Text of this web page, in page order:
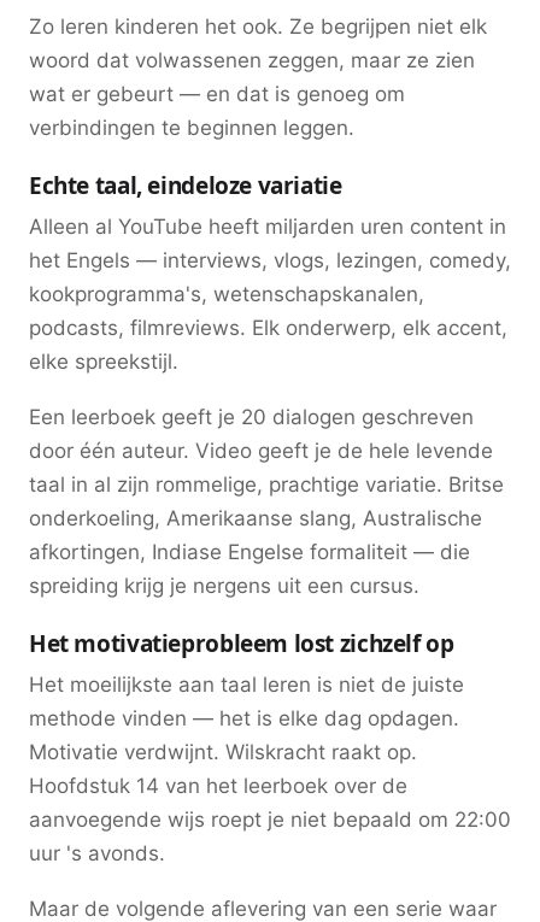
Zo leren kinderen het ook. Ze begrijpen niet elk
woord dat volwassenen zeggen, maar ze zien
wat er gebeurt — en dat is genoeg om
verbindingen te beginnen leggen.
Echte taal, eindeloze variatie
Alleen al YouTube heeft miljarden uren content in
het Engels — interviews, vlogs, lezingen, comedy,
kookprogramma's, wetenschapskanalen,
podcasts, filmreviews. Elk onderwerp, elk accent,
elke spreekstijl.
Een leerboek geeft je 20 dialogen geschreven
door één auteur. Video geeft je de hele levende
taal in al zijn rommelige, prachtige variatie. Britse
onderkoeling, Amerikaanse slang, Australische
afkortingen, Indiase Engelse formaliteit — die
spreiding krijg je nergens uit een cursus.
Het motivatieprobleem lost zichzelf op
Het moeilijkste aan taal leren is niet de juiste
methode vinden — het is elke dag opdagen.
Motivatie verdwijnt. Wilskracht raakt op.
Hoofdstuk 14 van het leerboek over de
aanvoegende wijs roept je niet bepaald om 22:00
uur 's avonds.
Maar de volgende aflevering van een serie waar